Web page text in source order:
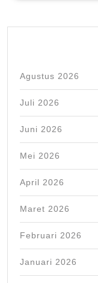
Agustus 2026
Juli 2026
Juni 2026
Mei 2026
April 2026
Maret 2026
Februari 2026
Januari 2026